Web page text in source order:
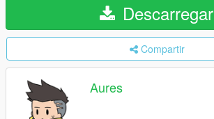
Descarregar
Compartir
Aures